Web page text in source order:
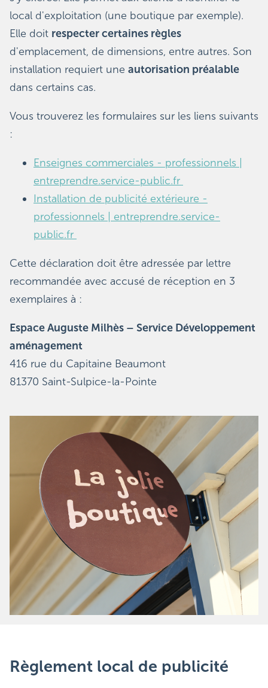
local d'exploitation (une boutique par exemple).
Elle doit respecter certaines règles
d'emplacement, de dimensions, entre autres. Son
installation requiert une autorisation préalable
dans certains cas.
Vous trouverez les formulaires sur les liens suivants
:
Enseignes commerciales - professionnels |
entreprendre.service-public.fr
Installation de publicité extérieure -
professionnels | entreprendre.service-
public.fr
Cette déclaration doit être adressée par lettre
recommandée avec accusé de réception en 3
exemplaires à :
Espace Auguste Milhès – Service Développement
aménagement
416 rue du Capitaine Beaumont
81370 Saint-Sulpice-la-Pointe
Règlement local de publicité